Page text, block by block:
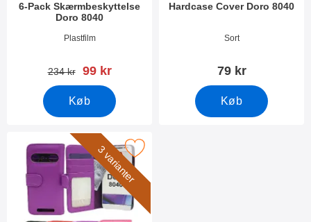
6-Pack Skærmbeskyttelse
Doro 8040
Varenr 25044Plastfilm
pris
234 kr pris
99 kr
Køb
Hardcase Cover Doro 8040
Varenr 25668Sort
79 kr
Køb
3 varianter
Marker skimblocker Mobiltaske Doro 8040 som favorit